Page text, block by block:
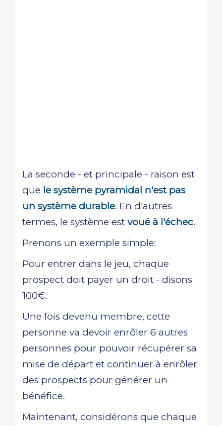
La seconde - et principale - raison est
que le système pyramidal n'est pas
un système durable. En d'autres
termes, le système est voué à l'échec.
Prenons un exemple simple:
Pour entrer dans le jeu, chaque
prospect doit payer un droit - disons
100€.
Une fois devenu membre, cette
personne va devoir enrôler 6 autres
personnes pour pouvoir récupérer sa
mise de départ et continuer à enrôler
des prospects pour générer un
bénéfice.
Maintenant, considérons que chaque